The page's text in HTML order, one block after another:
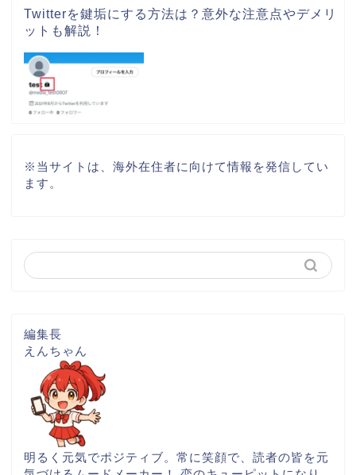
Twitterを鍵垢にする方法は？意外な注意点やデメリ
ットも解説！
※ 当サイトは、海外在住者に向けて情報を発信してい
ます。
編集長
えんちゃん
明るく元気でポジティブ。常に笑顔で、読者の皆を元